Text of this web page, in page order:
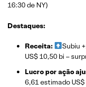
16:30 de NY)
Destaques:
Receita:
Subiu
US$ 10,50 bi –
Lucro por ação
6,61 estimado